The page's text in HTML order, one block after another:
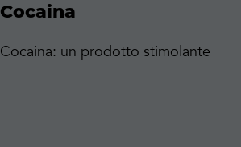
Cocaina
Cocaina: un prodotto stimolante